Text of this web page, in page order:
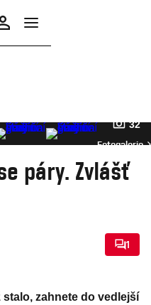
32
Fotogalerie
páry. Zvlášť
1
zahnete do vedlejší